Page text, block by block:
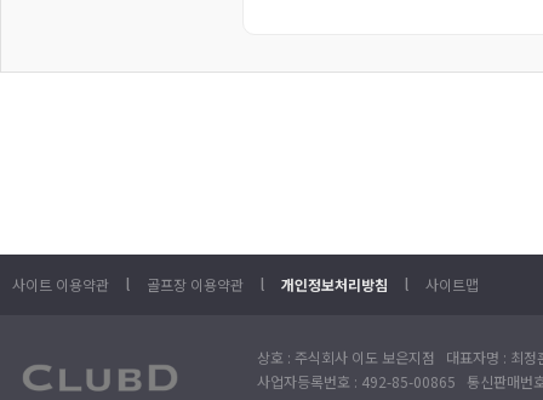
사이트 이용약관 l 골프장 이용약관 l 개인정보처리방침 l 사이트맵
상호 : 주식회사 이도 보은지점 대표자명 : 최
사업자등록번호 : 492-85-00865 통신판매